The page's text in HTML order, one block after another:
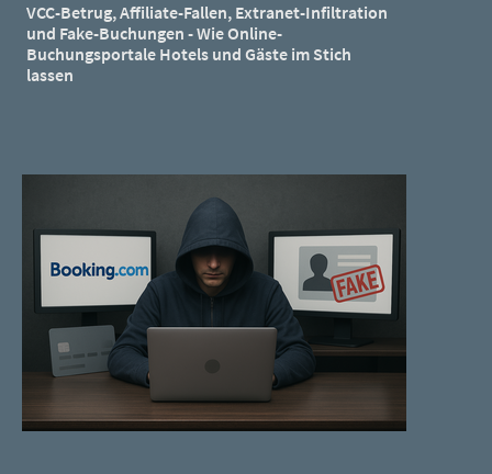
VCC-Betrug, Affiliate-Fallen, Extranet-Infiltration
und Fake-Buchungen - Wie Online-
Buchungsportale Hotels und Gäste im Stich
lassen